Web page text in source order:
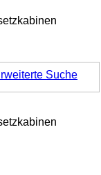
Suche